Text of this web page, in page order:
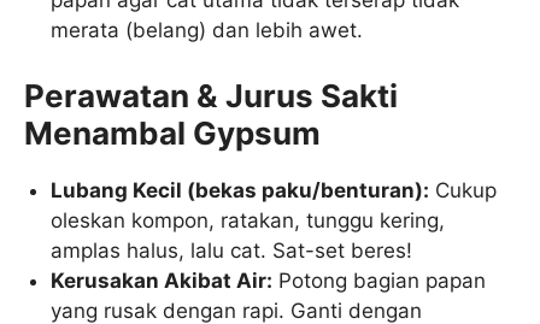
merata (belang) dan lebih awet.
Perawatan & Jurus Sakti
Menambal Gypsum
Lubang Kecil (bekas paku/benturan): Cukup
oleskan kompon, ratakan, tunggu kering,
amplas halus, lalu cat. Sat-set beres!
Kerusakan Akibat Air: Potong bagian papan
yang rusak dengan rapi. Ganti dengan